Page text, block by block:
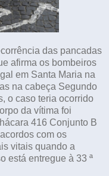
das pancadas
afirma os bombeiros
em Santa Maria na
na cabeça Segundo
o caso teria ocorrido
da vítima foi
416 Conjunto B
com os
vitais quando a
está entregue à 33 ª